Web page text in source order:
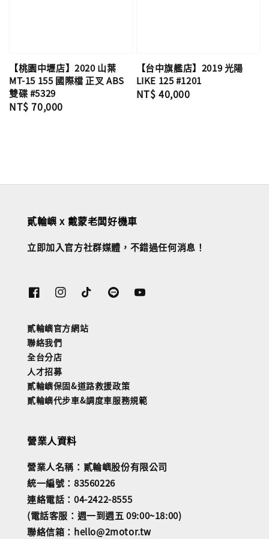
【桃園中壢店】2020 山葉
MT-15 155 國際檔 正叉 ABS
雙碟 #5329
Regular
NT$ 70,000
【台中旗艦店】2019 光陽
LIKE 125 #1201
Regular
NT$ 40,000
貳輪嶼 x 戴蒙老闆好機車
立即加入官方社群媒體，不錯過任何消息！
貳輪嶼官方網站
聯絡我們
全台分店
人才招募
貳輪嶼保固&道路救援政策
貳輪嶼代步車&調度車服務規範
營業人資料
營業人名稱：貳輪嶼股份有限公司
統一編號：83560226
連絡電話：04-2422-8555
(電話客服：週一到週五 09:00~18:00)
聯絡信箱：hello@2motor.tw